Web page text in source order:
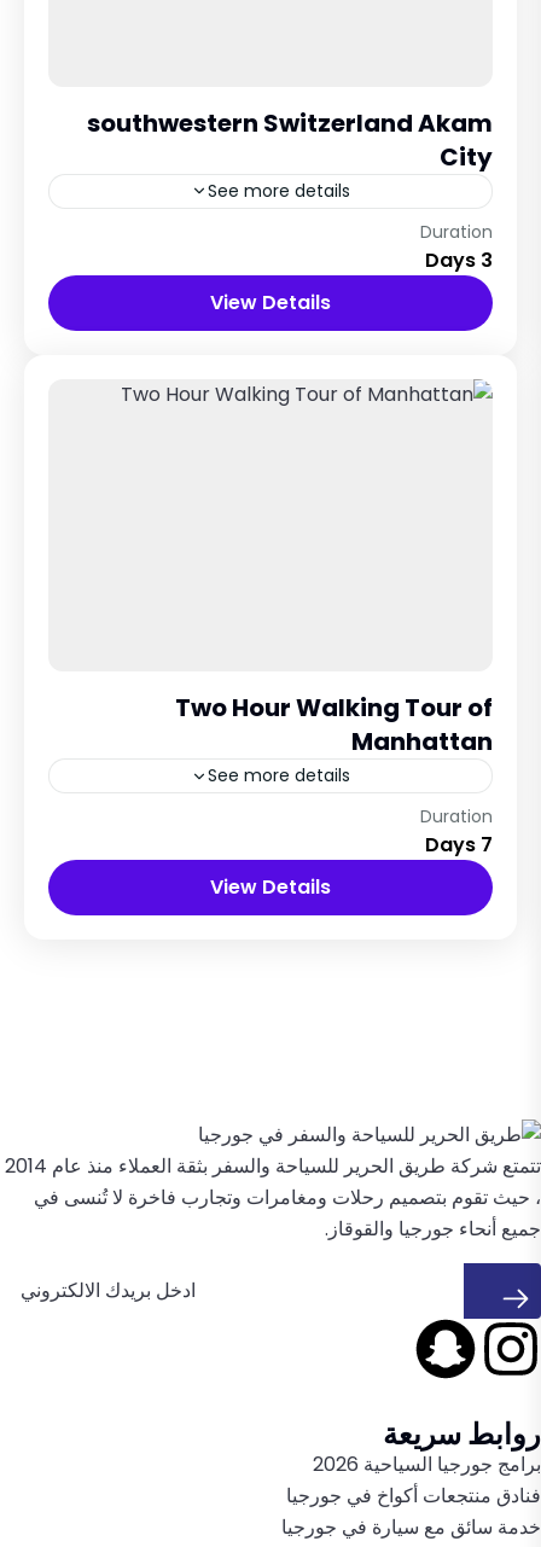
southwestern Switzerland Akam
City
See more details
Switzerland city
12 People
Duration
3 Days
View Details
Two Hour Walking Tour of
Manhattan
See more details
Veins City, italy
12 People
Duration
7 Days
View Details
تتمتع شركة طريق الحرير للسياحة والسفر بثقة العملاء منذ عام 2014
، حيث تقوم بتصميم رحلات ومغامرات وتجارب فاخرة لا تُنسى في
جميع أنحاء جورجيا والقوقاز.
روابط سريعة
برامج جورجيا السياحية 2026
فنادق منتجعات أكواخ في جورجيا
خدمة سائق مع سيارة في جورجيا